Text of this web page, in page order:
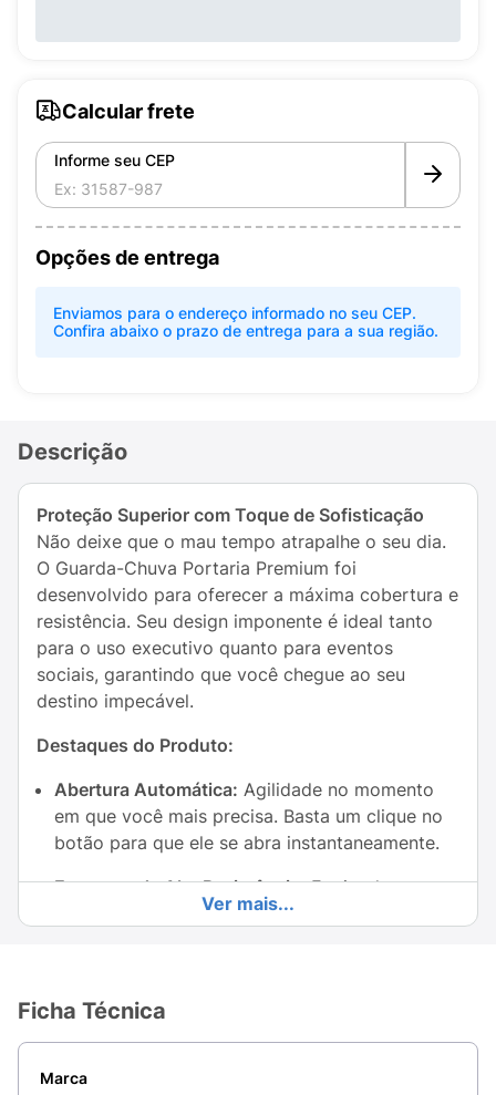
Calcular frete
Informe seu CEP
Opções de entrega
Enviamos para o endereço informado no seu CEP.
Confira abaixo o prazo de entrega para a sua região.
Descrição
Proteção Superior com Toque de Sofisticação
Não deixe que o mau tempo atrapalhe o seu dia.
O Guarda-Chuva Portaria Premium foi
desenvolvido para oferecer a máxima cobertura e
resistência. Seu design imponente é ideal tanto
para o uso executivo quanto para eventos
sociais, garantindo que você chegue ao seu
destino impecável.
Destaques do Produto:
Abertura Automática: Agilidade no momento
em que você mais precisa. Basta um clique no
botão para que ele se abra instantaneamente.
Estrutura de Alta Resistência:Equipado com
varetas reforçadas que suportam ventos
Cabo Curvo Clássico:
"J" oferece uma pegada firme e confortável,
lo no braço ou em suportes.
Ver mais...
Ficha Técnica
Marca